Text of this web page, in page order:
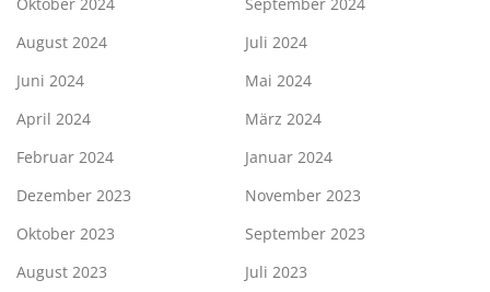
August 2024
Juli 2024
Juni 2024
Mai 2024
April 2024
März 2024
Februar 2024
Januar 2024
Dezember 2023
November 2023
Oktober 2023
September 2023
August 2023
Juli 2023